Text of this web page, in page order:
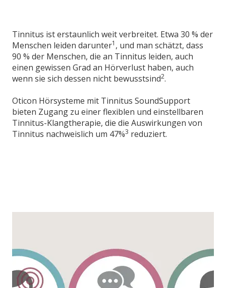
Tinnitus ist erstaunlich weit verbreitet. Etwa 30 % der
Menschen leiden darunter1 , und man schätzt, dass
90 % der Menschen, die an Tinnitus leiden, auch
einen gewissen Grad an Hörverlust haben, auch
wenn sie sich dessen nicht bewusstsind2.
Oticon Hörsysteme mit Tinnitus SoundSupport
bieten Zugang zu einer flexiblen und einstellbaren
Tinnitus-Klangtherapie, die die Auswirkungen von
Tinnitus nachweislich um 47%3 reduziert.